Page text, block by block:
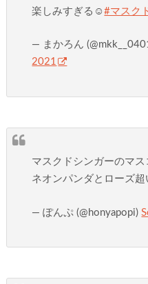
楽しみすぎる☺️#マスク
— まかろん
2021
マスクドシンガーのマ
ネオンパンダとローズ超
— ぽんぷ (@honyapopi)